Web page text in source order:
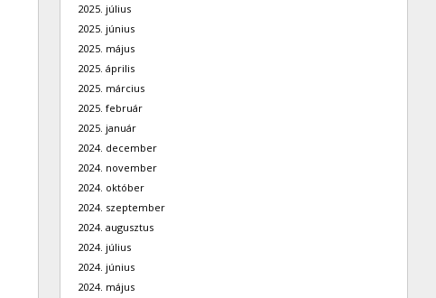
2025. július
2025. június
2025. május
2025. április
2025. március
2025. február
2025. január
2024. december
2024. november
2024. október
2024. szeptember
2024. augusztus
2024. július
2024. június
2024. május